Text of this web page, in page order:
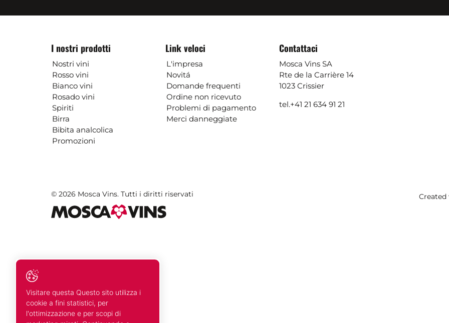
I nostri prodotti
Nostri vini
Rosso vini
Bianco vini
Rosado vini
Spiriti
Birra
Bibita analcolica
Promozioni
Link veloci
L'impresa
Novitá
Domande frequenti
Ordine non ricevuto
Problemi di pagamento
Merci danneggiate
Contattaci
Mosca Vins SA
Rte de la Carrière 14
1023 Crissier
tel.+41 21 634 91 21
© 2026 Mosca Vins. Tutti i diritti riservati
Visitare questa Questo sito utilizza i
cookie a fini statistici, per
l'ottimizzazione e per scopi di